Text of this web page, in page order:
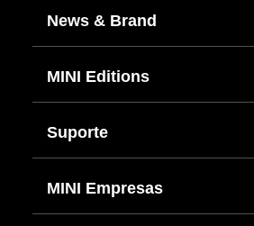
News & Brand
MINI Editions
Suporte
MINI Empresas